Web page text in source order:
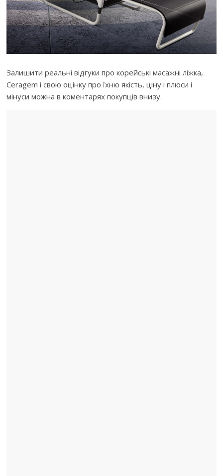
Залишити реальні відгуки про корейські масажні ліжка,
Ceragem і свою оцінку про їхню якість, ціну і плюси і
мінуси можна в коментарях покупців внизу.